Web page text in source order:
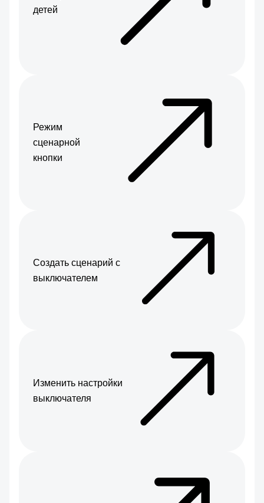
детей
Режим
сценарной
кнопки
Создать сценарий с
выключателем
Изменить настройки
выключателя